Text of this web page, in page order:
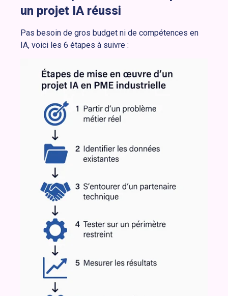
un projet IA réussi
Pas besoin de gros budget ni de compétences en
IA, voici les 6 étapes à suivre :